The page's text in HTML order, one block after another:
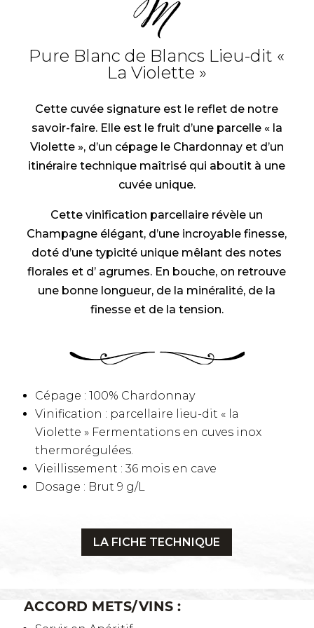
Pure Blanc de Blancs Lieu-dit «
La Violette »
Cette cuvée signature est le reflet de notre
savoir-faire. Elle est le fruit d’une parcelle « la
Violette », d’un cépage le Chardonnay et d’un
itinéraire technique maîtrisé qui aboutit à une
cuvée unique.
Cette vinification parcellaire révèle un
Champagne élégant, d’une incroyable finesse,
doté d’une typicité unique mêlant des notes
florales et d’ agrumes. En bouche, on retrouve
une bonne longueur, de la minéralité, de la
finesse et de la tension.
Cépage : 100% Chardonnay
Vinification : parcellaire lieu-dit « la
Violette » Fermentations en cuves inox
thermorégulées.
Vieillissement : 36 mois en cave
Dosage : Brut 9 g/L
LA FICHE TECHNIQUE
ACCORD METS/VINS :